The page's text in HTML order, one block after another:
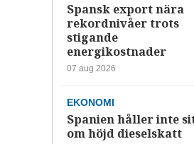
Spansk export nära
rekordnivåer trots
stigande
energikostnader
07 aug 2026
EKONOMI
Spanien håller inte
om höjd dieselskatt